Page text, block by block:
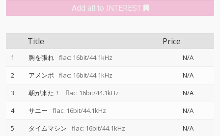
Add all to INTEREST
Title Price
1 胸を張れ flac: 16bit/44.1kHz
N/A
2
アメンボ flac: 16bit/44.1kHz
N/A
3
朝が来た！ flac: 16bit/44.1kHz
N/A
4
サニー flac: 16bit/44.1kHz
N/A
5
タイムマシン flac: 16bit/44.1kHz
N/A